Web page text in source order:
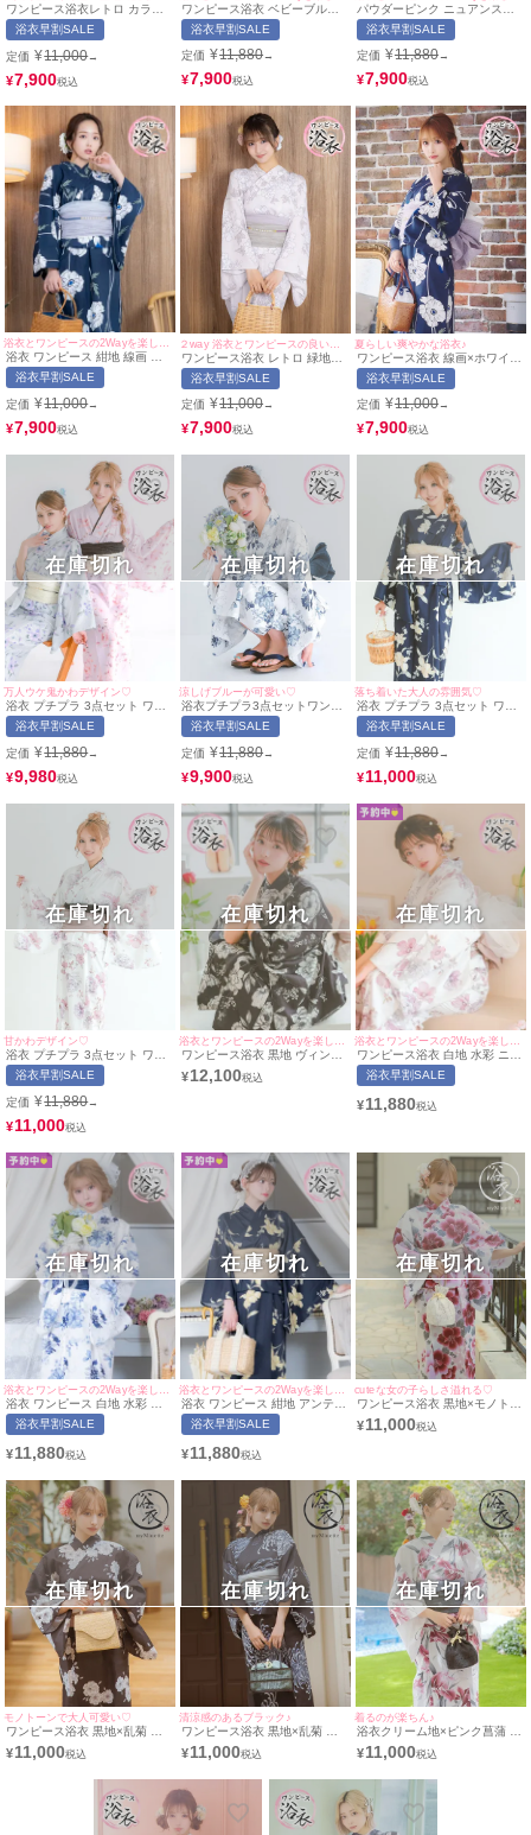
ワンピース浴衣レトロ カラフ
ル華やか花火 ゆかた3点セット
(浴衣+ワンピース+兵児帯)
浴衣早割SALE
定価 ¥11,000→
¥7,900
ワンピース浴衣 ベビーブルー
ニュアンスフラワー 簡単 一人
で着れる SWEETシリーズ 3点
セット 上ノ堀結愛着用 (ゆかた
羽織・ワンピース・兵児帯)
浴衣早割SALE
定価 ¥11,880→
¥7,900
パウダーピンク ニュアンスフ
ラワー 簡単 一人で着れる
SWEETシリーズ 3点セット 上
ノ堀結愛着用 (ゆかた羽織・ワ
ンピース・兵児帯)
浴衣早割SALE
定価 ¥11,880→
¥7,900
浴衣 ワンピース 紺地 線画 ポ
ピー ゆかた3点セット (浴衣羽
織+ワンピース+兵児帯)
浴衣早割SALE
定価 ¥11,000→
¥7,900
２way 浴衣とワンピースの良いとこどり♪
ワンピース浴衣 レトロ 緑地×
イエロー花火 ゆかた3点セット
(浴衣+ワンピース＋兵児帯)
浴衣早割SALE
定価 ¥11,000→
¥7,900
夏らしい爽やかな浴衣♪
ワンピース浴衣 線画×ホワイト
ポピー ゆかた3点セット (浴衣
羽織+ワンピース+兵児帯)
浴衣早割SALE
定価 ¥11,000→
¥7,900
万人ウケ鬼かわデザイン♡
浴衣 プチプラ 3点セット ワン
ピース2way ストライプ 花柄
水彩 SWEET ピンク (ゆかた
+ワンピース+兵児帯) (ねおん着
用) | myMinette/マイミネット
浴衣早割SALE
定価 ¥11,880→
¥9,980
在庫切れ
涼しげブルーが可愛い♡
浴衣プチプラ3点セットワンピ
ース2way水彩SWEET青 (ゆか
た+ワンピース+兵児帯) (みのり
着用) | myMinette/マイミネッ
ト
浴衣早割SALE
定価 ¥11,880→
¥9,900
在庫切れ
落ち着いた大人の雰囲気♡
浴衣 プチプラ 3点セット ワン
ピース 2way 古典レトロ アン
ティーク ネイビー (ゆかた+ワ
ンピース+兵児帯)(ねおん着用) |
myMinette/マイミネット
浴衣早割SALE
定価 ¥11,880→
¥11,000
在庫切れ
甘かわデザイン♡
浴衣 プチプラ 3点セット ワン
ピース2way ストライプ 花柄
水彩 SWEET ピンク (ゆかた
+ワンピース+兵児帯) (ねおん着
用) | myMinette/マイミネット
浴衣早割SALE
定価 ¥11,880→
¥11,000
在庫切れ
ワンピース浴衣 黒地 ヴィンテ
ージフラワー モノトーン 簡単
一人で着れる SWEETシリーズ
¥12,100
在庫切れ
ワンピース浴衣 白地 水彩 ニュ
アンス ピンクフラワー 簡単 一
人で着れる SWEETシリーズ 3
た羽織・ワンピース・兵児帯)
浴衣早割SALE
¥11,880
在庫切れ
浴衣 ワンピース 白地 水彩 ニ
ュアンスフラワー ゆかた3点セ
ット (浴衣羽織+ワンピース+兵
浴衣早割SALE
¥11,880
在庫切れ
浴衣 ワンピース 紺地 アンティ
ーク 百合 ゆかた3点セット (浴
衣羽織+ワンピース+兵児帯)
浴衣早割SALE
¥11,880
在庫切れ
cuteな女の子らしさ溢れる♡
ワンピース浴衣 黒地×モノトー
ン桜 ゆかた3点セット (浴衣羽
織+ワンピース+兵児帯)
¥11,000
在庫切れ
モノトーンで大人可愛い♡
ワンピース浴衣 黒地×乱菊 ゆ
かた3点セット (浴衣羽織+ワン
ピース+兵児帯)
¥11,000
在庫切れ
清涼感のあるブラック♪
ワンピース浴衣 黒地×乱菊 ゆ
かた3点セット(浴衣羽織+ワン
ピース+兵児帯)
¥11,000
在庫切れ
着るのが楽ちん♪
浴衣クリーム地×ピンク菖蒲 ゆ
かた3点セット (浴衣羽織+ワン
ピース+兵児帯)
¥11,000
在庫切れ